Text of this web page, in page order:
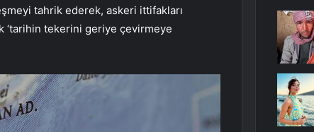
tahrik ederek, askeri ittifakları
‘tarihin tekerini geriye çevirmeye